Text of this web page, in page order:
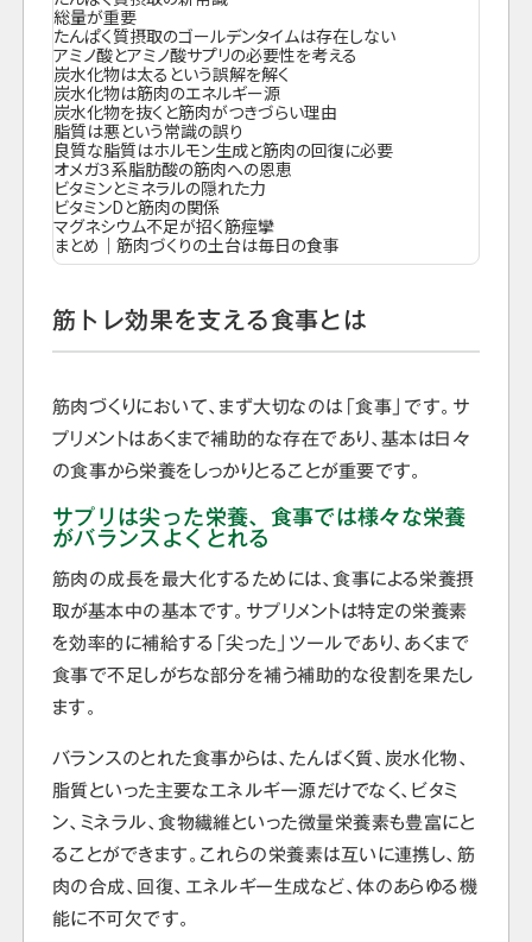
総量が重要
たんぱく質摂取のゴールデンタイムは存在しない
アミノ酸とアミノ酸サプリの必要性を考える
炭水化物は太るという誤解を解く
炭水化物は筋肉のエネルギー源
炭水化物を抜くと筋肉がつきづらい理由
脂質は悪という常識の誤り
良質な脂質はホルモン生成と筋肉の回復に必要
オメガ３系脂肪酸の筋肉への恩恵
ビタミンとミネラルの隠れた力
ビタミンDと筋肉の関係
マグネシウム不足が招く筋痙攣
まとめ｜筋肉づくりの土台は毎日の食事
筋トレ効果を支える食事とは
筋肉づくりにおいて、まず大切なのは「食事」です。サ
プリメントはあくまで補助的な存在であり、基本は日々
の食事から栄養をしっかりとることが重要です。
サプリは尖った栄養、食事では様々な栄養
がバランスよくとれる
筋肉の成長を最大化するためには、食事による栄養摂
取が基本中の基本です。サプリメントは特定の栄養素
を効率的に補給する「尖った」ツールであり、あくまで
食事で不足しがちな部分を補う補助的な役割を果たし
ます。
バランスのとれた食事からは、たんぱく質、炭水化物、
脂質といった主要なエネルギー源だけでなく、ビタミ
ン、ミネラル、食物繊維といった微量栄養素も豊富にと
ることができます。これらの栄養素は互いに連携し、筋
肉の合成、回復、エネルギー生成など、体のあらゆる機
能に不可欠です。